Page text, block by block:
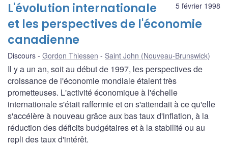
5 février 1998
L'évolution internationale
et les perspectives de l'économie
canadienne
Discours Gordon Thiessen Saint John (Nouveau-Brunswick)
Il y a un an, soit au début de 1997, les perspectives de
croissance de l'économie mondiale étaient très
prometteuses. L'activité économique à l'échelle
internationale s'était raffermie et on s'attendait à ce qu'elle
s'accélère à nouveau grâce aux bas taux d'inflation, à la
réduction des déficits budgétaires et à la stabilité ou au
repli des taux d'intérêt.